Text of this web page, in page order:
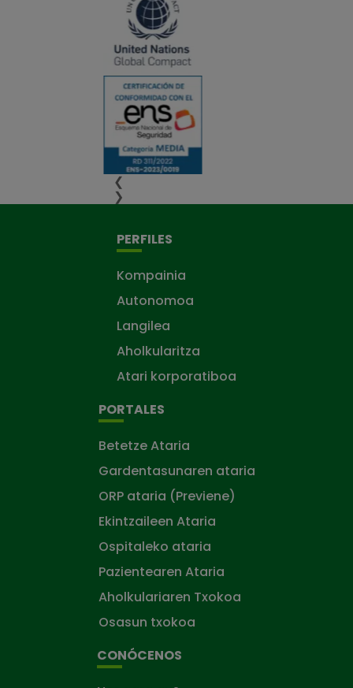
❮
❯
PERFILES
Kompainia
Autonomoa
Langilea
Aholkularitza
Atari korporatiboa
PORTALES
Betetze Ataria
Gardentasunaren ataria
ORP ataria (Previene)
Ekintzaileen Ataria
Ospitaleko ataria
Pazientearen Ataria
Aholkulariaren Txokoa
Osasun txokoa
CONÓCENOS